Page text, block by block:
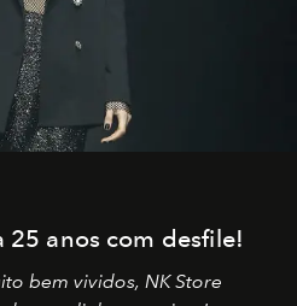
25 anos com desfile!
bem vividos, NK Store